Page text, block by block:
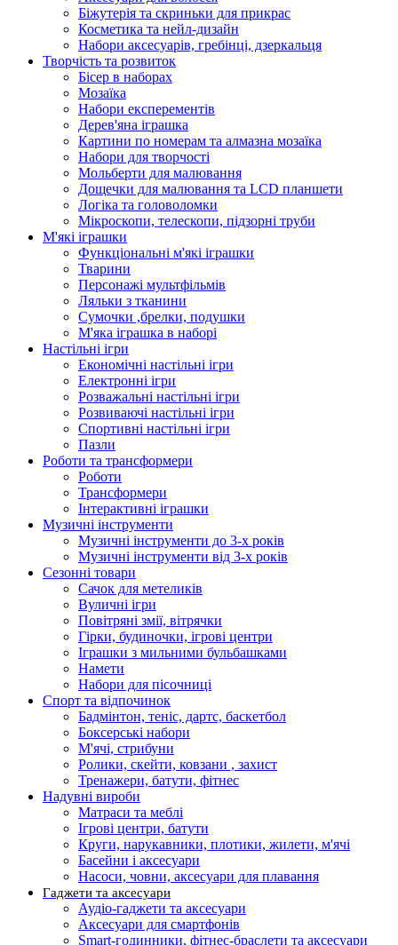
Біжутерія та скриньки для прикрас
Косметика та нейл-дизайн
Набори аксесуарів, гребінці, дзеркальця
Творчість та розвиток
Бісер в наборах
Мозаїка
Набори експерементів
Дерев'яна іграшка
Картини по номерам та алмазна мозаїка
Набори для творчості
Мольберти для малювання
Дощечки для малювання та LCD планшети
Логіка та головоломки
Мікроскопи, телескопи, підзорні труби
М'які іграшки
Функціональні м'які іграшки
Тварини
Персонажі мультфільмів
Ляльки з тканини
Сумочки ,брелки, подушки
М'яка іграшка в наборі
Настільні ігри
Економічні настільні ігри
Електронні ігри
Розважальні настільні ігри
Розвиваючі настільні ігри
Спортивні настільні ігри
Пазли
Роботи та трансформери
Роботи
Трансформери
Інтерактивні іграшки
Музичні інструменти
Музичні інструменти до 3-х років
Музичні інструменти від 3-х років
Сезонні товари
Сачок для метеликів
Вуличні ігри
Повітряні змії, вітрячки
Гірки, будиночки, ігрові центри
Іграшки з мильними бульбашками
Намети
Набори для пісочниці
Спорт та відпочинок
Бадмінтон, теніс, дартс, баскетбол
Боксерські набори
М'ячі, стрибуни
Ролики, скейти, ковзани , захист
Тренажери, батути, фітнес
Надувні вироби
Матраси та меблі
Ігрові центри, батути
Круги, нарукавники, плотики, жилети, м'ячі
Басейни і аксесуари
Насоси, човни, аксесуари для плавання
Гаджети та аксесуари
Аудіо-гаджети та аксесуари
Аксесуари для смартфонів
Smart-годинники, фітнес-браслети та аксесуари